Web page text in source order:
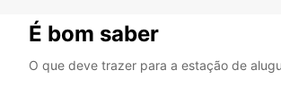
É bom saber
O que deve trazer para a estação de